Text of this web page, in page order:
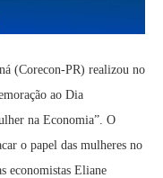
(Corecon-PR) realizou no
ao Dia
na Economia”. O
o papel das mulheres no
economistas Eliane